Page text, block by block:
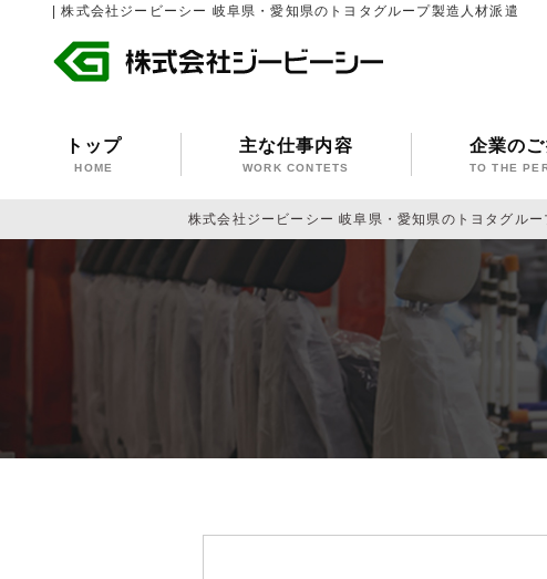
| 株式会社ジービーシー 岐阜県・愛知県のトヨタグループ製造人材派遣
トップ
HOME
主な仕事内容
WORK CONTETS
企業の
TO THE
株式会社ジービーシー 岐阜県・愛知県のトヨタグルー